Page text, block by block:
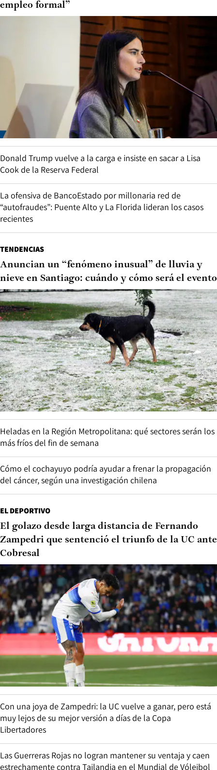
empleo formal”
Donald Trump vuelve a la carga e insiste en sacar a Lisa
Cook de la Reserva Federal
La ofensiva de BancoEstado por millonaria red de
“autofraudes”: Puente Alto y La Florida lideran los casos
recientes
TENDENCIAS
Anuncian un “fenómeno inusual” de lluvia y
nieve en Santiago: cuándo y cómo será el evento
Heladas en la Región Metropolitana: qué sectores serán los
más fríos del fin de semana
Cómo el cochayuyo podría ayudar a frenar la propagación
del cáncer, según una investigación chilena
EL DEPORTIVO
El golazo desde larga distancia de Fernando
Zampedri que sentenció el triunfo de la UC ante
Cobresal
Con una joya de Zampedri: la UC vuelve a ganar, pero está
muy lejos de su mejor versión a días de la Copa
Libertadores
Las Guerreras Rojas no logran mantener su ventaja y caen
estrechamente contra Tailandia en el Mundial de Vóleibol